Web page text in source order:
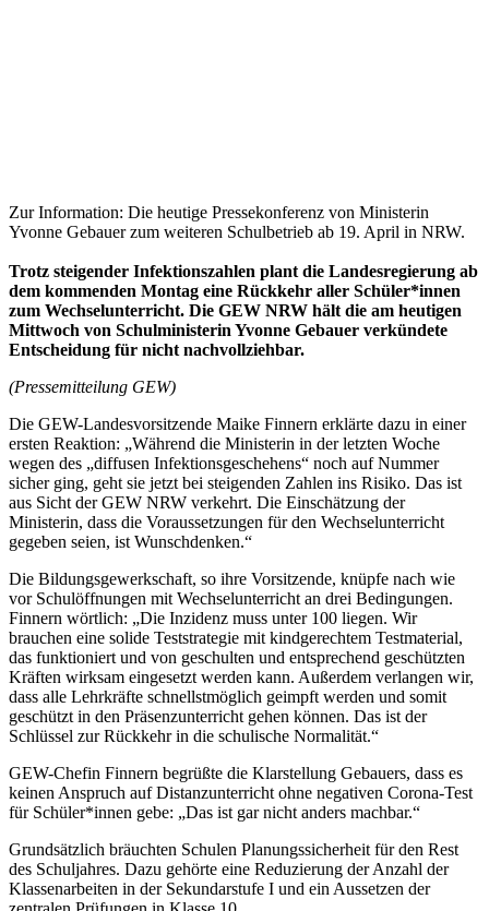
Zur Information: Die heutige Pressekonferenz von Ministerin
Yvonne Gebauer zum weiteren Schulbetrieb ab 19. April in NRW.
Trotz steigender Infektionszahlen plant die Landesregierung ab
dem kommenden Montag eine Rückkehr aller Schüler*innen
zum Wechselunterricht. Die GEW NRW hält die am heutigen
Mittwoch von Schulministerin Yvonne Gebauer verkündete
Entscheidung für nicht nachvollziehbar.
(Pressemitteilung GEW)
Die GEW-Landesvorsitzende Maike Finnern erklärte dazu in einer
ersten Reaktion: „Während die Ministerin in der letzten Woche
wegen des „diffusen Infektionsgeschehens“ noch auf Nummer
sicher ging, geht sie jetzt bei steigenden Zahlen ins Risiko. Das ist
aus Sicht der GEW NRW verkehrt. Die Einschätzung der
Ministerin, dass die Voraussetzungen für den Wechselunterricht
gegeben seien, ist Wunschdenken.“
Die Bildungsgewerkschaft, so ihre Vorsitzende, knüpfe nach wie
vor Schulöffnungen mit Wechselunterricht an drei Bedingungen.
Finnern wörtlich: „Die Inzidenz muss unter 100 liegen. Wir
brauchen eine solide Teststrategie mit kindgerechtem Testmaterial,
das funktioniert und von geschulten und entsprechend geschützten
Kräften wirksam eingesetzt werden kann. Außerdem verlangen wir,
dass alle Lehrkräfte schnellstmöglich geimpft werden und somit
geschützt in den Präsenzunterricht gehen können. Das ist der
Schlüssel zur Rückkehr in die schulische Normalität.“
GEW-Chefin Finnern begrüßte die Klarstellung Gebauers, dass es
keinen Anspruch auf Distanzunterricht ohne negativen Corona-Test
für Schüler*innen gebe: „Das ist gar nicht anders machbar.“
Grundsätzlich bräuchten Schulen Planungssicherheit für den Rest
des Schuljahres. Dazu gehörte eine Reduzierung der Anzahl der
Klassenarbeiten in der Sekundarstufe I und ein Aussetzen der